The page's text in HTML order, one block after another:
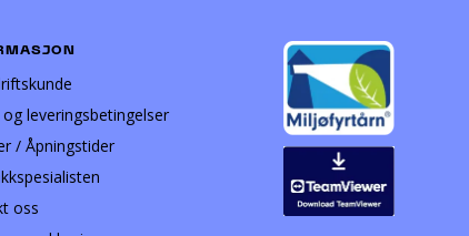
leveringsbetingelser
/ Åpningstider
oss